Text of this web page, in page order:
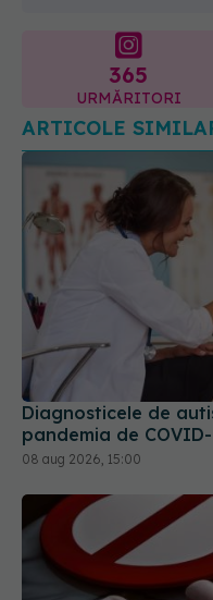
Diagnosticele de
pandemia de
08 aug 2026, 15:00